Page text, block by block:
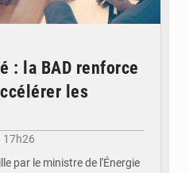
: la BAD renforce
les
17h26
par le ministre de l'Énergie